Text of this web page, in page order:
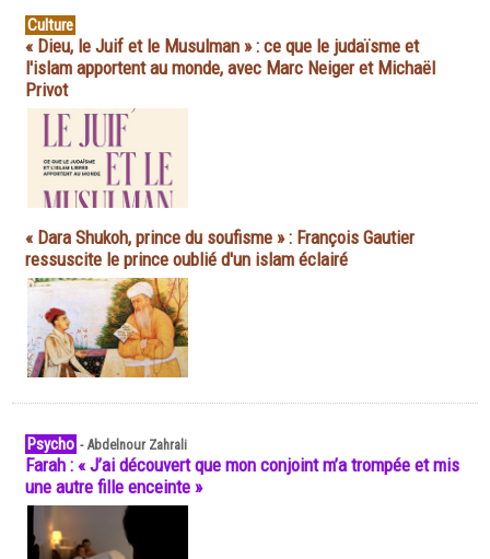
Culture
« Dieu, le Juif et le Musulman » : ce que le judaïsme et
l'islam apportent au monde, avec Marc Neiger et Michaël
Privot
« Dara Shukoh, prince du soufisme » : François Gautier
ressuscite le prince oublié d'un islam éclairé
Psycho -Abdelnour Zahrali
Farah : « J’ai découvert que mon conjoint m’a trompée et mis
une autre fille enceinte »